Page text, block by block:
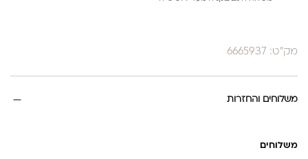
מק"ט: 6665937
משלוחים והחזרות
משלוחים